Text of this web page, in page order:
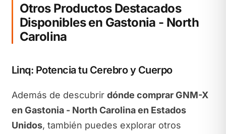
Otros Productos Destacados
Disponibles en Gastonia - North
Carolina
Linq: Potencia tu Cerebro y Cuerpo
Además de descubrir dónde comprar GNM-X
en Gastonia - North Carolina en Estados
Unidos, también puedes explorar otros